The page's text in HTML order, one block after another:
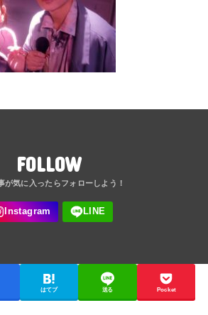
FOLLOW
はてブ 送る Pocket